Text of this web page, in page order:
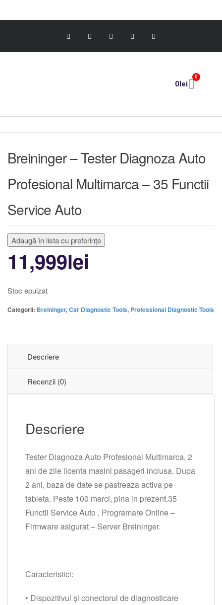
0lei
0
Breininger – Tester Diagnoza Auto
Profesional Multimarca – 35 Functii
Service Auto
Adaugă în lista cu preferințe
11,999lei
Stoc epuizat
Categorii: Breininger,Car Diagnostic Tools, Professional Diagnostic Tools
Descriere
Recenzii (0)
Descriere
Tester Diagnoza Auto Profesional Multimarca, 2
ani de zile licenta masini pasageri inclusa. Dupa
2 ani, baza de date se pastreaza activa pe
tableta. Peste 100 marci, pina in prezent.35
Functii Service Auto , Programare Online –
Firmware asigurat – Server Breininger.
Caracteristici:
• Dispozitivul și conectorul de diagnosticare